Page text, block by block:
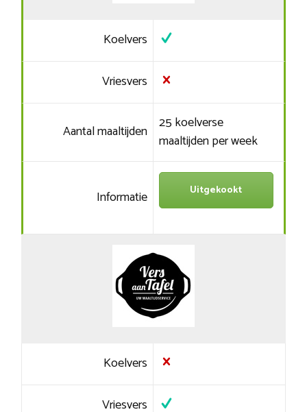
Koelvers
Vriesvers
Aantal maaltijden 25 koelverse
maaltijden per week
Informatie Uitgekookt
Koelvers
Vriesvers